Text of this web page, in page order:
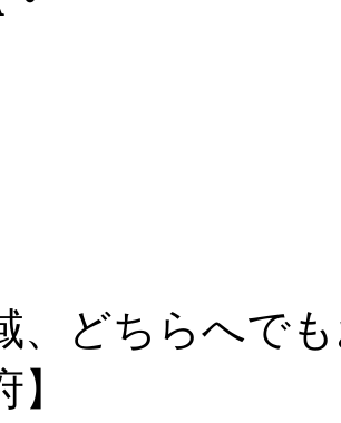
、どちらへで
】